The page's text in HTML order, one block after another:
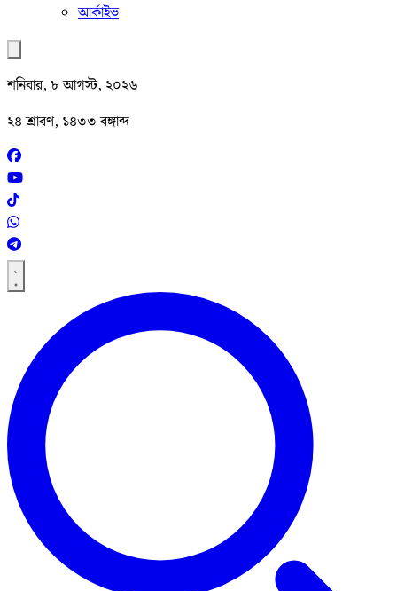
আর্কাইভ
শনিবার, ৮ আগস্ট, ২০২৬
২৪ শ্রাবণ, ১৪৩৩ বঙ্গাব্দ